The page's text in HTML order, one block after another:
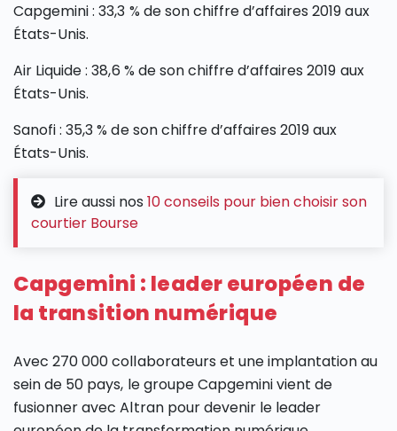
Capgemini : 33,3 % de son chiffre d’affaires 2019 aux
États-Unis.
Air Liquide : 38,6 % de son chiffre d’affaires 2019 aux
États-Unis.
Sanofi : 35,3 % de son chiffre d’affaires 2019 aux
États-Unis.
Lire aussi nos 10 conseils pour bien choisir son
courtier Bourse
Capgemini : leader européen de
la transition numérique
Avec 270 000 collaborateurs et une implantation au
sein de 50 pays, le groupe Capgemini vient de
fusionner avec Altran pour devenir le leader